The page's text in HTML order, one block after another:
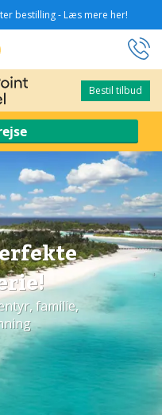
bestilling - Læs mere her!
Bestil tilbud
Bestil tilbud
familie,